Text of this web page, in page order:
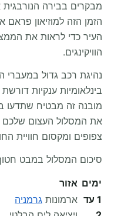
מבקרים בבירה
הזמן הזה למוזיאון פראם
העיר כדי לראות את
הוויקינגים.
נהיגת רכב גדול במעברי
בינלאומיות ענקיות דורשת
מובנה זה מבטיח שתדעו
את המסלול העצום שלכם
צפופים ומקסום חוויית
סיכום המסלול במבט
ימים אזור
1 עד ארמונות גרמניה